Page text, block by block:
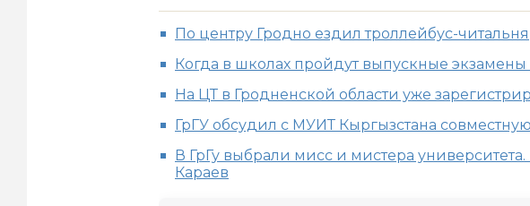
По центру Гродно ездил троллейбус-читальня
Когда в школах пройдут выпускные экзамены
На ЦТ в Гродненской области уже
ГрГУ обсудил с МУИТ Кыргызстана
В ГрГу выбрали мисс и мистера
Караев